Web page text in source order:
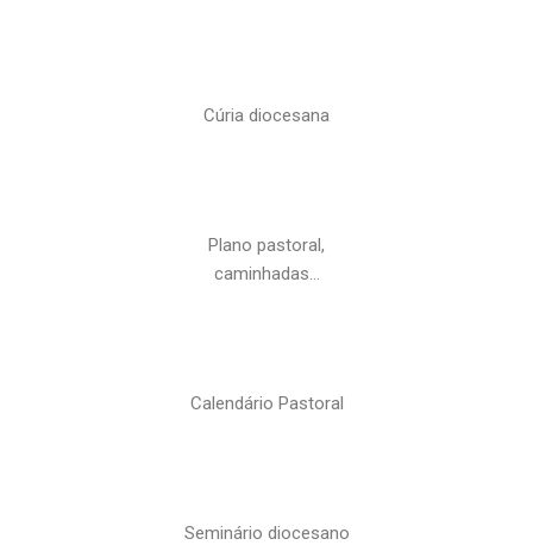
Cúria diocesana
Plano pastoral,
caminhadas…
Calendário Pastoral
Seminário diocesano